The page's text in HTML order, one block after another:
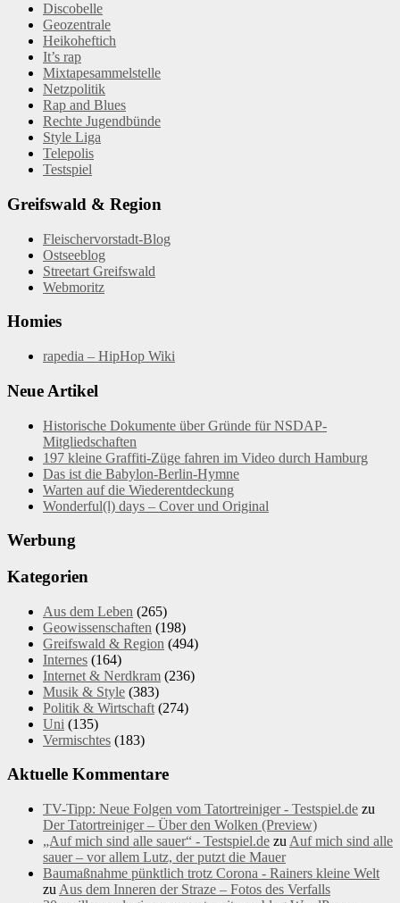
Discobelle
Geozentrale
Heikoheftich
It’s rap
Mixtapesammelstelle
Netzpolitik
Rap and Blues
Rechte Jugendbünde
Style Liga
Telepolis
Testspiel
Greifswald & Region
Fleischervorstadt-Blog
Ostseeblog
Streetart Greifswald
Webmoritz
Homies
rapedia – HipHop Wiki
Neue Artikel
Historische Dokumente über Gründe für NSDAP-
Mitgliedschaften
197 kleine Graffiti-Züge fahren im Video durch Hamburg
Das ist die Babylon-Berlin-Hymne
Warten auf die Wiederentdeckung
Wonderful(l) days – Cover und Original
Werbung
Kategorien
Aus dem Leben (265)
Geowissenschaften (198)
Greifswald & Region (494)
Internes (164)
Internet & Nerdkram (236)
Musik & Style (383)
Politik & Wirtschaft (274)
Uni (135)
Vermischtes (183)
Aktuelle Kommentare
TV-Tipp: Neue Folgen vom Tatortreiniger - Testspiel.de zu
Der Tatortreiniger – Über den Wolken (Preview)
„Auf mich sind alle sauer“ - Testspiel.de zu Auf mich sind alle
sauer – vor allem Lutz, der putzt die Mauer
Baumaßnahme pünktlich trotz Corona - Rainers kleine Welt
zu Aus dem Inneren der Straze – Fotos des Verfalls